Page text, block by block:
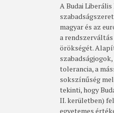
A Budai
magyar és az
a
örökségét.
tolerancia, a
sokszínűség
tekinti, hogy
II. kerületben)
egyetemes